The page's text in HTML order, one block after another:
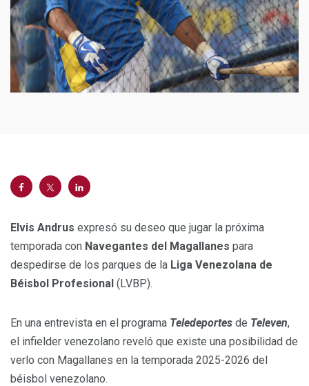
Elvis Andrus expresó su deseo que jugar la próxima
temporada con Navegantes del Magallanes para
despedirse de los parques de la Liga Venezolana de
Béisbol Profesional (LVBP).
En una entrevista en el programa Teledeportes de Televen,
el infielder venezolano reveló que existe una posibilidad de
verlo con Magallanes en la temporada 2025-2026 del
béisbol venezolano.